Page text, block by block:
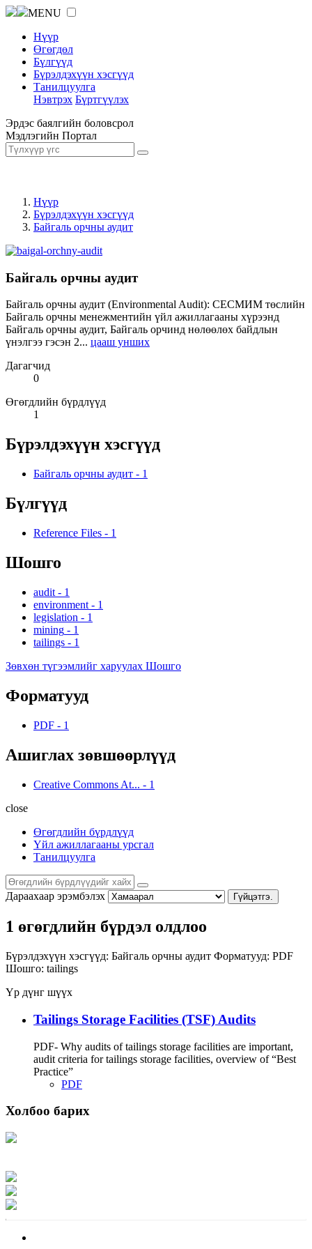
MENU
Нүүр
Өгөгдөл
Бүлгүүд
Бүрэлдэхүүн хэсгүүд
Танилцуулга
Нэвтрэх Бүртгүүлэх
Эрдэс баялгийн боловсрол
Мэдлэгийн Портал
Нүүр
Бүрэлдэхүүн хэсгүүд
Байгаль орчны аудит
Байгаль орчны аудит
Байгаль орчны аудит (Environmental Audit): СЕСМИМ төслийн
Байгаль орчны менежментийн үйл ажиллагааны хүрээнд
Байгаль орчны аудит, Байгаль орчинд нөлөөлөх байдлын
үнэлгээ гэсэн 2... цааш унших
Дагагчид
0
Өгөгдлийн бүрдлүүд
1
Бүрэлдэхүүн хэсгүүд
Байгаль орчны аудит - 1
Бүлгүүд
Reference Files - 1
Шошго
audit - 1
environment - 1
legislation - 1
mining - 1
tailings - 1
Зөвхөн түгээмлийг харуулах Шошго
Форматууд
PDF - 1
Ашиглах зөвшөөрлүүд
Creative Commons At... - 1
close
Өгөгдлийн бүрдлүүд
Үйл ажиллагааны урсгал
Танилцуулга
Дараахаар эрэмбэлэх Гүйцэтгэ.
1 өгөгдлийн бүрдэл олдлоо
Бүрэлдэхүүн хэсгүүд: Байгаль орчны аудит Форматууд: PDF
Шошго: tailings
Үр дүнг шүүх
Tailings Storage Facilities (TSF) Audits
PDF- Why audits of tailings storage facilities are important,
audit criteria for tailings storage facilities, overview of “Best
Practice”
PDF
Холбоо барих